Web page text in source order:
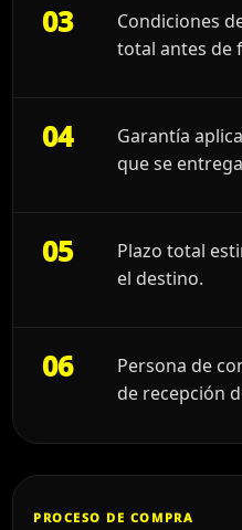
03
Condiciones
total antes de
04
Garantía
que se
05
Plazo total
el destino.
06
Persona de
de recepción
PROCESO DE COMPRA